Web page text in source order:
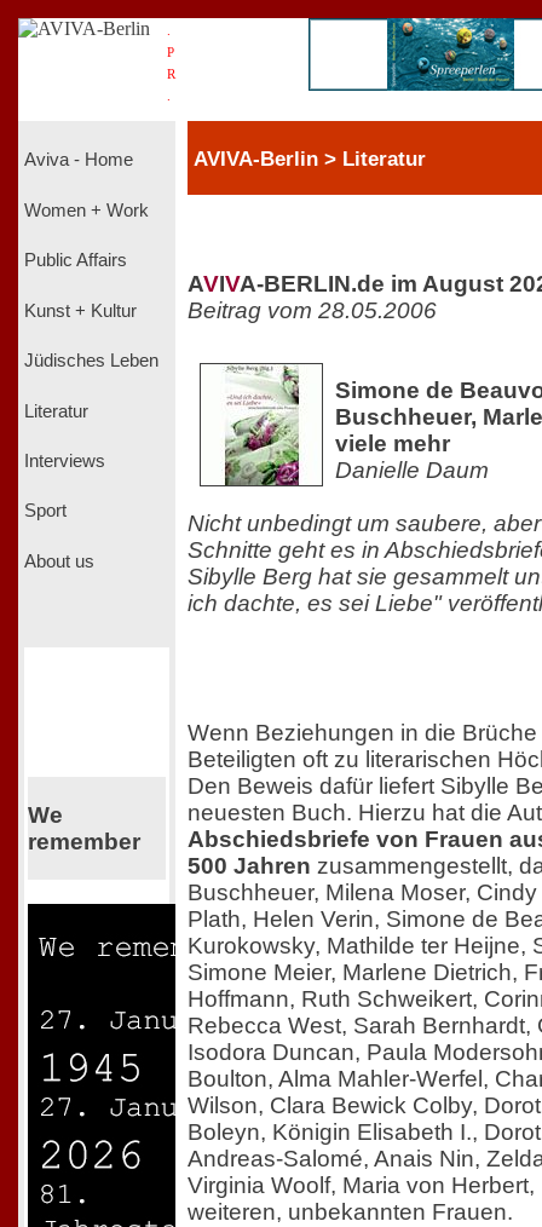
P
R
Aviva - Home
Women + Work
Public Affairs
Kunst + Kultur
Jüdisches Leben
Literatur
Interviews
Sport
About us
We
remember
AVIVA-Berlin > Literatur
AVIVA-BERLIN.de im August
Beitrag vom 28.05.2006
Simone de
Buschheuer,
viele mehr
Danielle Daum
Nicht unbedingt um saubere,
Schnitte geht es in
Sibylle Berg hat sie gesammelt
ich dachte, es sei Liebe"
Wenn Beziehungen in die
Beteiligten oft zu literarischen
Den Beweis dafür liefert Sibylle
neuesten Buch. Hierzu hat die
Abschiedsbriefe von Frauen
500 Jahren zusammengestellt,
Buschheuer, Milena Moser,
Plath, Helen Verin, Simone de
Kurokowsky, Mathilde ter Heijne,
Simone Meier, Marlene Dietrich,
Hoffmann, Ruth Schweikert,
Rebecca West, Sarah Bernhardt,
Isodora Duncan, Paula
Boulton, Alma Mahler-Werfel,
Wilson, Clara Bewick Colby,
Boleyn, Königin Elisabeth I.,
Andreas-Salomé, Anais Nin,
Virginia Woolf, Maria von
weiteren, unbekannten Frauen.